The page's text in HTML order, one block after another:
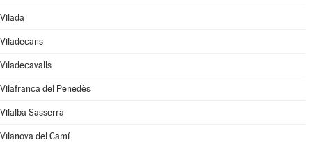
Vilada
Viladecans
Viladecavalls
Vilafranca del Penedès
Vilalba Sasserra
Vilanova del Camí